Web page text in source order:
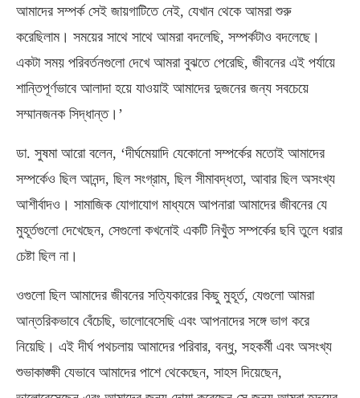
আমাদের সম্পর্ক সেই জায়গাটিতে নেই, যেখান থেকে আমরা শুরু
করেছিলাম। সময়ের সাথে সাথে আমরা বদলেছি, সম্পর্কটাও বদলেছে।
একটা সময় পরিবর্তনগুলো দেখে আমরা বুঝতে পেরেছি, জীবনের এই পর্যায়ে
শান্তিপূর্ণভাবে আলাদা হয়ে যাওয়াই আমাদের দুজনের জন্য সবচেয়ে
সম্মানজনক সিদ্ধান্ত।’
ডা. সুষমা আরো বলেন, ‘দীর্ঘমেয়াদি যেকোনো সম্পর্কের মতোই আমাদের
সম্পর্কেও ছিল আনন্দ, ছিল সংগ্রাম, ছিল সীমাবদ্ধতা, আবার ছিল অসংখ্য
আশীর্বাদও। সামাজিক যোগাযোগ মাধ্যমে আপনারা আমাদের জীবনের যে
মুহূর্তগুলো দেখেছেন, সেগুলো কখনোই একটি নিখুঁত সম্পর্কের ছবি তুলে ধরার
চেষ্টা ছিল না।
ওগুলো ছিল আমাদের জীবনের সত্যিকারের কিছু মুহূর্ত, যেগুলো আমরা
আন্তরিকভাবে বেঁচেছি, ভালোবেসেছি এবং আপনাদের সঙ্গে ভাগ করে
নিয়েছি। এই দীর্ঘ পথচলায় আমাদের পরিবার, বন্ধু, সহকর্মী এবং অসংখ্য
শুভাকাঙ্ক্ষী যেভাবে আমাদের পাশে থেকেছেন, সাহস দিয়েছেন,